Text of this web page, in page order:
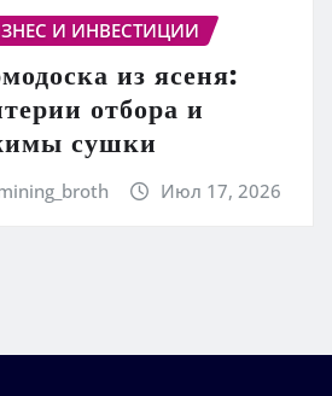
И ИНВЕСТИЦИИ
из ясеня:
отбора и
сушки
Июл 17, 2026